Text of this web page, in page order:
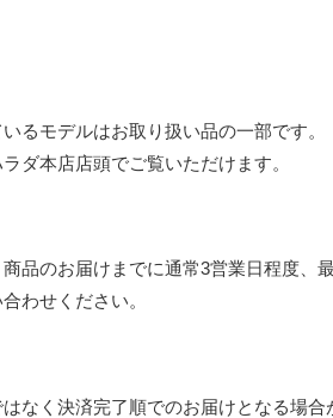
るモデルはお取り扱い品の一部です。
ダ本店店頭でご覧いただけます。
品のお届けまでに通常3営業日程度、
わせください。
なく決済完了順でのお届けとなる場合